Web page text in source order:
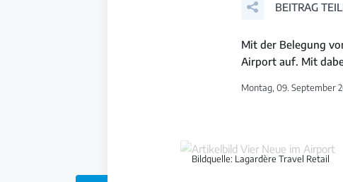
BEITRAG
Mit der Belegung
Airport auf. Mit
Montag, 09. September
Bildquelle: Lagardère Travel Retail